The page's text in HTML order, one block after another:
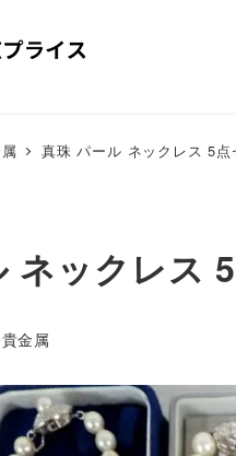
真珠 パール ネックレス 5
ネックレス
ゴリー
貴金属